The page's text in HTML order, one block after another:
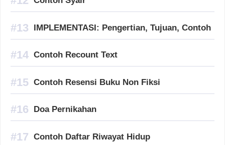
IMPLEMENTASI: Pengertian, Tujuan, Contoh
Contoh Recount Text
Contoh Resensi Buku Non Fiksi
Doa Pernikahan
Contoh Daftar Riwayat Hidup